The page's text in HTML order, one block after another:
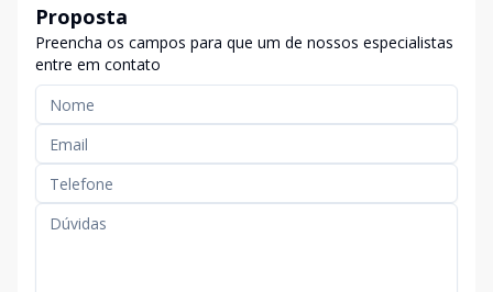
Proposta
Preencha os campos para que um de nossos especialistas
entre em contato